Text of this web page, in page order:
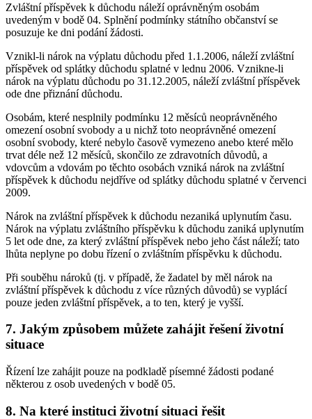
Zvláštní příspěvek k důchodu náleží oprávněným osobám
uvedeným v bodě 04. Splnění podmínky státního občanství se
posuzuje ke dni podání žádosti.
Vznikl-li nárok na výplatu důchodu před 1.1.2006, náleží zvláštní
příspěvek od splátky důchodu splatné v lednu 2006. Vznikne-li
nárok na výplatu důchodu po 31.12.2005, náleží zvláštní příspěvek
ode dne přiznání důchodu.
Osobám, které nesplnily podmínku 12 měsíců neoprávněného
omezení osobní svobody a u nichž toto neoprávněné omezení
osobní svobody, které nebylo časově vymezeno anebo které mělo
trvat déle než 12 měsíců, skončilo ze zdravotních důvodů, a
vdovcům a vdovám po těchto osobách vzniká nárok na zvláštní
příspěvek k důchodu nejdříve od splátky důchodu splatné v červenci
2009.
Nárok na zvláštní příspěvek k důchodu nezaniká uplynutím času.
Nárok na výplatu zvláštního příspěvku k důchodu zaniká uplynutím
5 let ode dne, za který zvláštní příspěvek nebo jeho část náleží; tato
lhůta neplyne po dobu řízení o zvláštním příspěvku k důchodu.
Při souběhu nároků (tj. v případě, že žadatel by měl nárok na
zvláštní příspěvek k důchodu z více různých důvodů) se vyplácí
pouze jeden zvláštní příspěvek, a to ten, který je vyšší.
7. Jakým způsobem můžete zahájit řešení životní
situace
Řízení lze zahájit pouze na podkladě písemné žádosti podané
některou z osob uvedených v bodě 05.
8. Na které instituci životní situaci řešit